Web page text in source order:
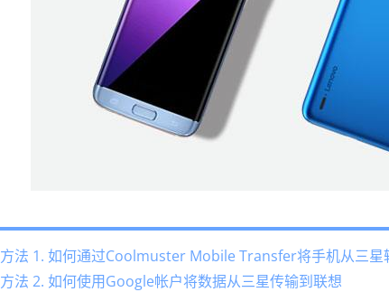
方法 1. 如何通过Coolmuster Mobile Transfer将手机从三星
方法 2. 如何使用Google帐户将数据从三星传输到联想